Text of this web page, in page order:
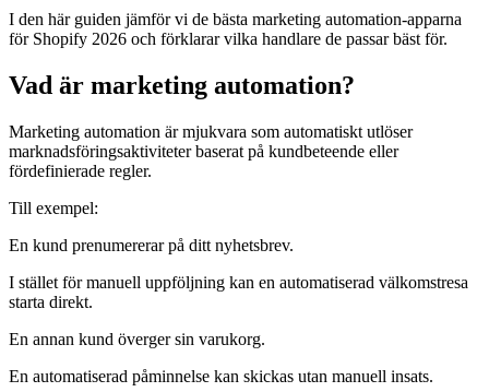
I den här guiden jämför vi de bästa marketing automation-apparna
för Shopify 2026 och förklarar vilka handlare de passar bäst för.
Vad är marketing automation?
Marketing automation är mjukvara som automatiskt utlöser
marknadsföringsaktiviteter baserat på kundbeteende eller
fördefinierade regler.
Till exempel:
En kund prenumererar på ditt nyhetsbrev.
I stället för manuell uppföljning kan en automatiserad välkomstresa
starta direkt.
En annan kund överger sin varukorg.
En automatiserad påminnelse kan skickas utan manuell insats.